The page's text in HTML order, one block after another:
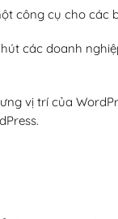
công cụ cho các
các doanh
vị trí của